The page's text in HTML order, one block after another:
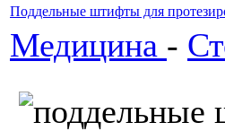
Поддельные штифты для
Медицина -